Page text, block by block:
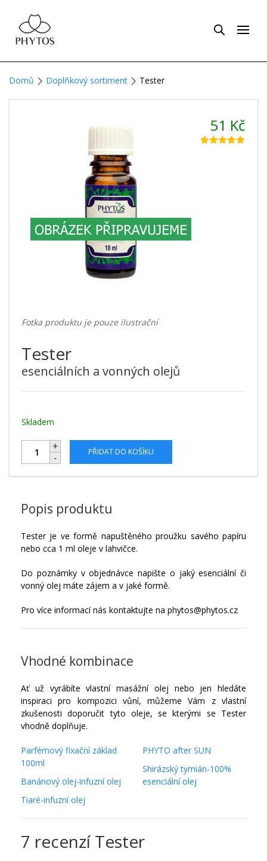
Domů Doplňkový sortiment Tester
Fotka produktu je pouze ilustrační
Tester
esenciálních a vonných olejů
51 Kč
Skladem
PŘIDAT DO KOŠÍKU
Popis produktu
Tester je ve formě napuštěného proužku savého papíru
nebo cca 1 ml oleje v lahvičce.
Do poznámky v objednávce napište o jaký esenciální či
vonný olej máte zájem a v jaké formě.
Pro více informací nás kontaktujte na phytos@phytos.cz
Vhodné kombinace
Ať už vyrábíte vlastní masážní olej nebo jen hledáte
inspiraci pro kompozici vůní, můžeme Vám z vlastní
zkušenosti doporučit tyto oleje, se kterými se Tester
vhodně doplňuje.
Parfémový fixační základ
100ml
Banánový olej-infuzní olej
Tiaré-infuzní olej
PHYTO after SUN
Shirázský tymián-100%
esenciální olej
7 recenzí Tester